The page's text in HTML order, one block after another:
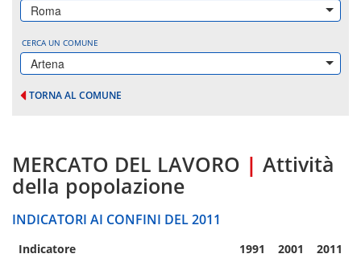
Roma
CERCA UN COMUNE
Artena
TORNA AL COMUNE
MERCATO DEL LAVORO | Attività
della popolazione
INDICATORI AI CONFINI DEL 2011
Indicatore 1991 2001 2011